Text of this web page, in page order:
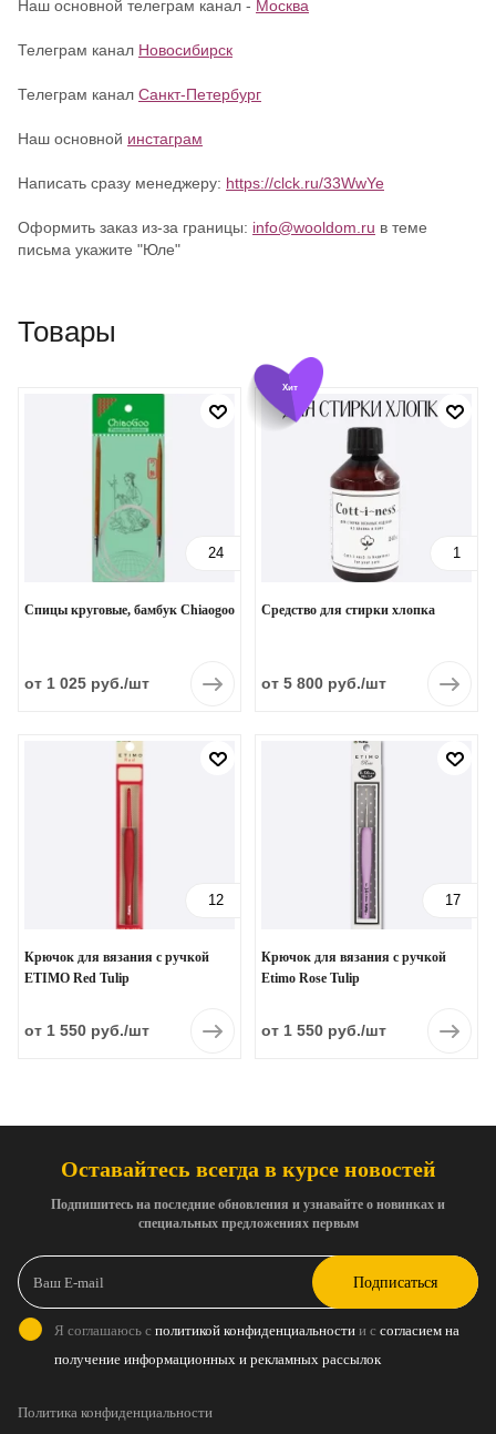
Наш основной телеграм канал - Москва
Телеграм канал Новосибирск
Телеграм канал Санкт-Петербург
Наш основной инстаграм
Написать сразу менеджеру: https://clck.ru/33WwYe
Оформить заказ из-за границы: info@wooldom.ru в теме
письма укажите "Юле"
Товары
24
Спицы круговые, бамбук Chiaogoo
от 1 025 руб./шт
Хит
1
Средство для стирки хлопка
от 5 800 руб./шт
12
Крючок для вязания с ручкой
ETIMO Red Tulip
от 1 550 руб./шт
17
Крючок для вязания с ручкой
Etimo Rose Tulip
от 1 550 руб./шт
Оставайтесь всегда в курсе новостей
Подпишитесь на последние обновления и узнавайте о новинках и
специальных предложениях первым
Подписаться
Я соглашаюсь с политикой конфиденциальности и с согласием на
получение информационных и рекламных рассылок
Политика конфиденциальности